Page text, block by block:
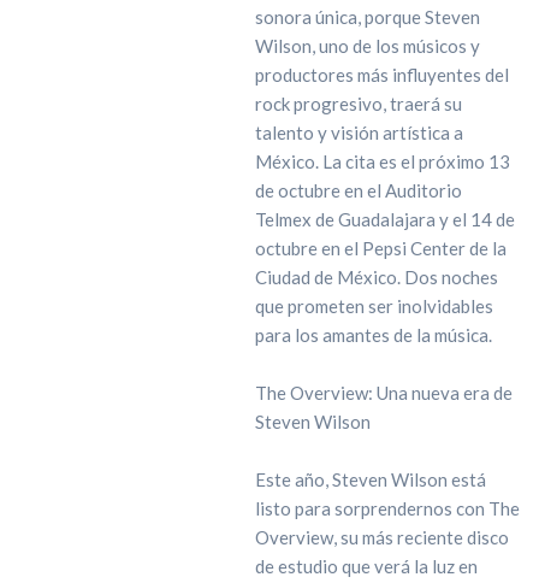
sonora única, porque Steven
Wilson, uno de los músicos y
productores más influyentes del
rock progresivo, traerá su
talento y visión artística a
México. La cita es el próximo 13
de octubre en el Auditorio
Telmex de Guadalajara y el 14 de
octubre en el Pepsi Center de la
Ciudad de México. Dos noches
que prometen ser inolvidables
para los amantes de la música.
The Overview: Una nueva era de
Steven Wilson
Este año, Steven Wilson está
listo para sorprendernos con The
Overview, su más reciente disco
de estudio que verá la luz en